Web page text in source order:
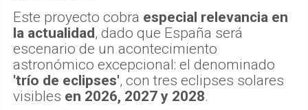
Este proyecto cobra especial relevancia en
la actualidad, dado que España será
escenario de un acontecimiento
astronómico excepcional: el denominado
'trío de eclipses', con tres eclipses solares
visibles en 2026, 2027 y 2028.